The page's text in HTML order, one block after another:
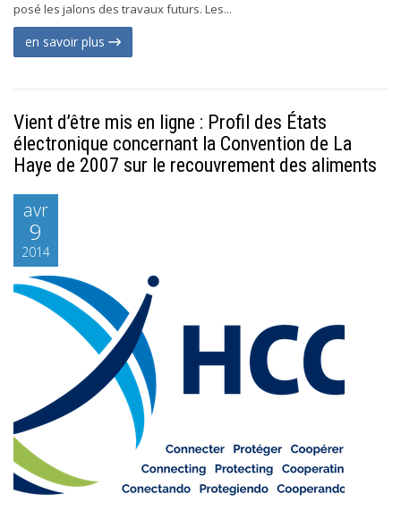
posé les jalons des travaux futurs. Les...
en savoir plus
Vient d’être mis en ligne : Profil des États
électronique concernant la Convention de La
Haye de 2007 sur le recouvrement des aliments
avr
9
2014